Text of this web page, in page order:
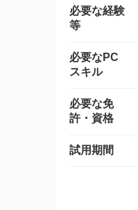
必要な経験
等
必要なPC
スキル
必要な免
許・資格
試用期間